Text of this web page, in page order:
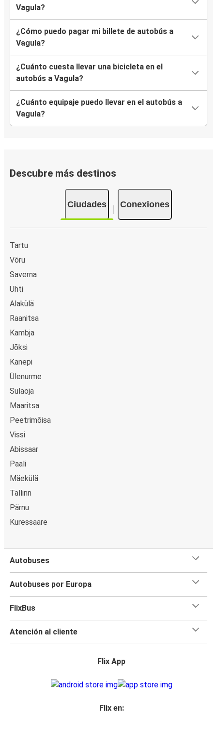
Vagula?
¿Cómo puedo pagar mi billete de autobús a
Vagula?
¿Cuánto cuesta llevar una bicicleta en el
autobús a Vagula?
¿Cuánto equipaje puedo llevar en el autobús a
Vagula?
Descubre más destinos
Ciudades Conexiones
Tartu
Võru
Saverna
Uhti
Alakülä
Raanitsa
Kambja
Jõksi
Kanepi
Ülenurme
Sulaoja
Maaritsa
Peetrimõisa
Vissi
Abissaar
Paali
Mäekülä
Tallinn
Pärnu
Kuressaare
Autobuses
Autobuses por Europa
FlixBus
Atención al cliente
Flix App
Flix en: